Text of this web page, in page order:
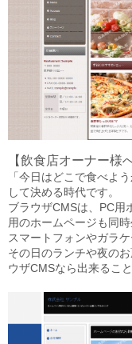
【飲食店オーナー様へ
「今日はどこで食べよ
して決める時代です。
ブラウザCMSは、PC用
用のホームページも同時
スマートフォンやガラ
その日のランチや夜の
ウザCMSなら出来ること